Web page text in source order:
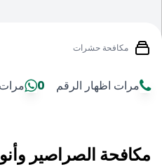
مكافحة حشرات
مرات اظهار الرقم 0
مكافحة الصراصير